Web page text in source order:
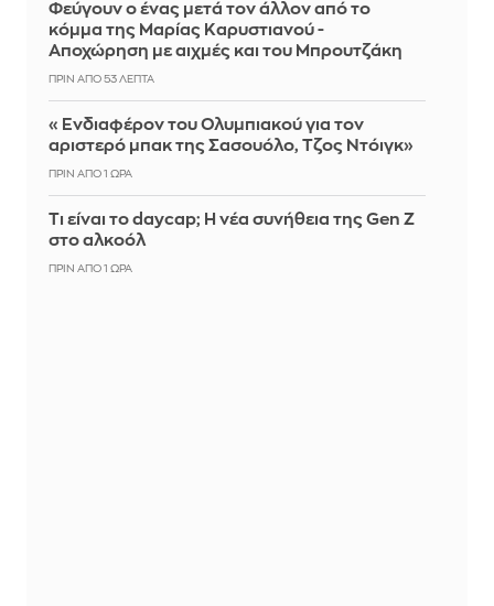
Φεύγουν ο ένας μετά τον άλλον από το
κόμμα της Μαρίας Καρυστιανού -
Αποχώρηση με αιχμές και του Μπρουτζάκη
ΠΡΙΝ ΑΠΌ 53 ΛΕΠΤΆ
«Ενδιαφέρον του Ολυμπιακού για τον
αριστερό μπακ της Σασουόλο, Τζος Ντόιγκ»
ΠΡΙΝ ΑΠΌ 1 ΏΡΑ
Τι είναι το daycap; Η νέα συνήθεια της Gen Z
στο αλκοόλ
ΠΡΙΝ ΑΠΌ 1 ΏΡΑ